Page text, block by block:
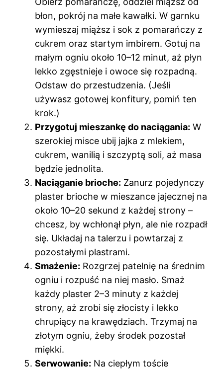
błon, pokrój na małe kawałki. W garnku
wymieszaj miąższ i sok z pomarańczy z
cukrem oraz startym imbirem. Gotuj na
małym ogniu około 10–12 minut, aż płyn
lekko zgęstnieje i owoce się rozpadną.
Odstaw do przestudzenia. (Jeśli
używasz gotowej konfitury, pomiń ten
krok.)
Przygotuj mieszankę do naciągania: W
szerokiej misce ubij jajka z mlekiem,
cukrem, wanilią i szczyptą soli, aż masa
będzie jednolita.
Naciąganie brioche: Zanurz pojedynczy
plaster brioche w mieszance jajecznej na
około 10–20 sekund z każdej strony –
chcesz, by wchłonął płyn, ale nie rozpadł
się. Układaj na talerzu i powtarzaj z
pozostałymi plastrami.
Smażenie: Rozgrzej patelnię na średnim
ogniu i rozpuść na niej masło. Smaż
każdy plaster 2–3 minuty z każdej
strony, aż zrobi się złocisty i lekko
chrupiący na krawędziach. Trzymaj na
złotym ogniu, żeby środek pozostał
miękki.
Serwowanie: Na ciepłym toście